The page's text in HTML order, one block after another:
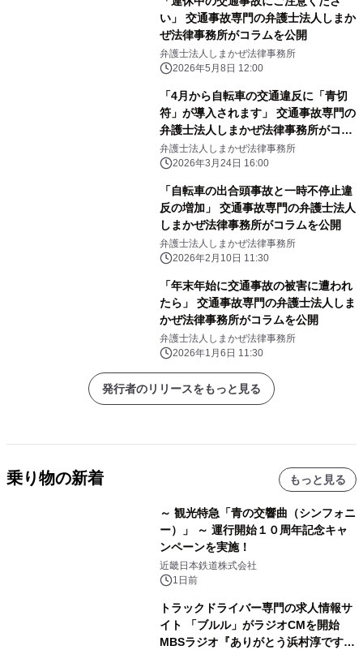
い」 交通事故専門の弁護士法人しまか
ぜ法律事務所がコラムを公開
弁護士法人しまかぜ法律事務所
2026年5月8日 12:00
「4月から自転車の交通違反に「青切
符」が導入されます」 交通事故専門の
弁護士法人しまかぜ法律事務所がコラ
ムを公開
弁護士法人しまかぜ法律事務所
2026年3月24日 16:00
「自転車の出合頭事故と一時不停止違
反の増加」 交通事故専門の弁護士法人
しまかぜ法律事務所がコラムを公開
弁護士法人しまかぜ法律事務所
2026年2月10日 11:30
「年末年始に交通事故の被害に遭われ
たら」 交通事故専門の弁護士法人しま
かぜ法律事務所がコラムを公開
弁護士法人しまかぜ法律事務所
2026年1月6日 11:30
発行者のリリースをもっと見る
乗り物の新着 もっと見る
～ 観光特急「青の交響曲（シンフォニ
ー）」 ～ 運行開始１０周年記念キャ
ンペーンを実施！
近畿日本鉄道株式会社
1日前
トラックドライバー専門の求人情報サ
イト 「ブルル」がラジオCMを開始
MBSラジオ『ありがとう浜村淳です』